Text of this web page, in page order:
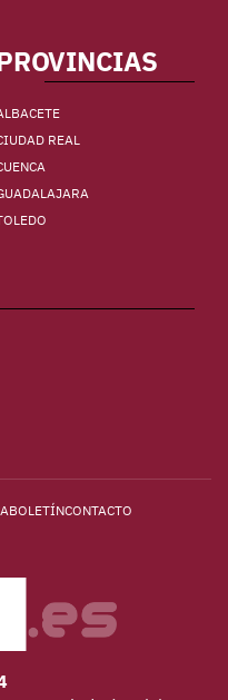
REAL
BOLETÍNCONTACTO